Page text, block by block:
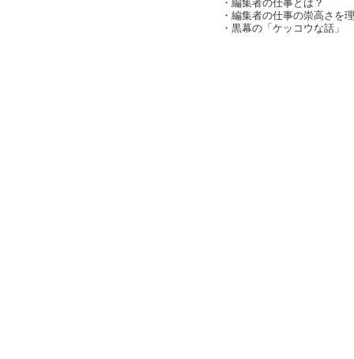
・編集者の仕事とは？
・編集者の仕事の崇高さを
・黒幕の「ケッコウな話」